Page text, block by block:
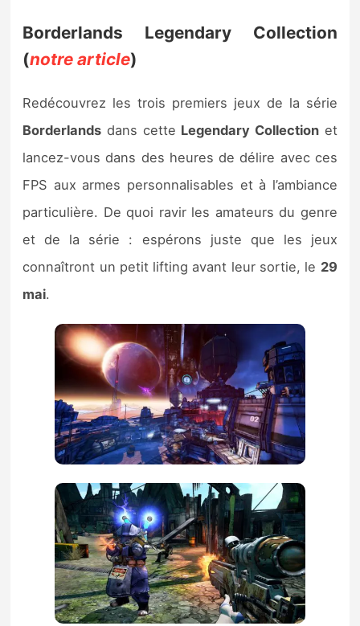
Borderlands Legendary Collection
(notre article)
Redécouvrez les trois premiers jeux de la série
Borderlands dans cette Legendary Collection et
lancez-vous dans des heures de délire avec ces
FPS aux armes personnalisables et à l’ambiance
particulière. De quoi ravir les amateurs du genre
et de la série : espérons juste que les jeux
connaîtront un petit lifting avant leur sortie, le 29
mai.